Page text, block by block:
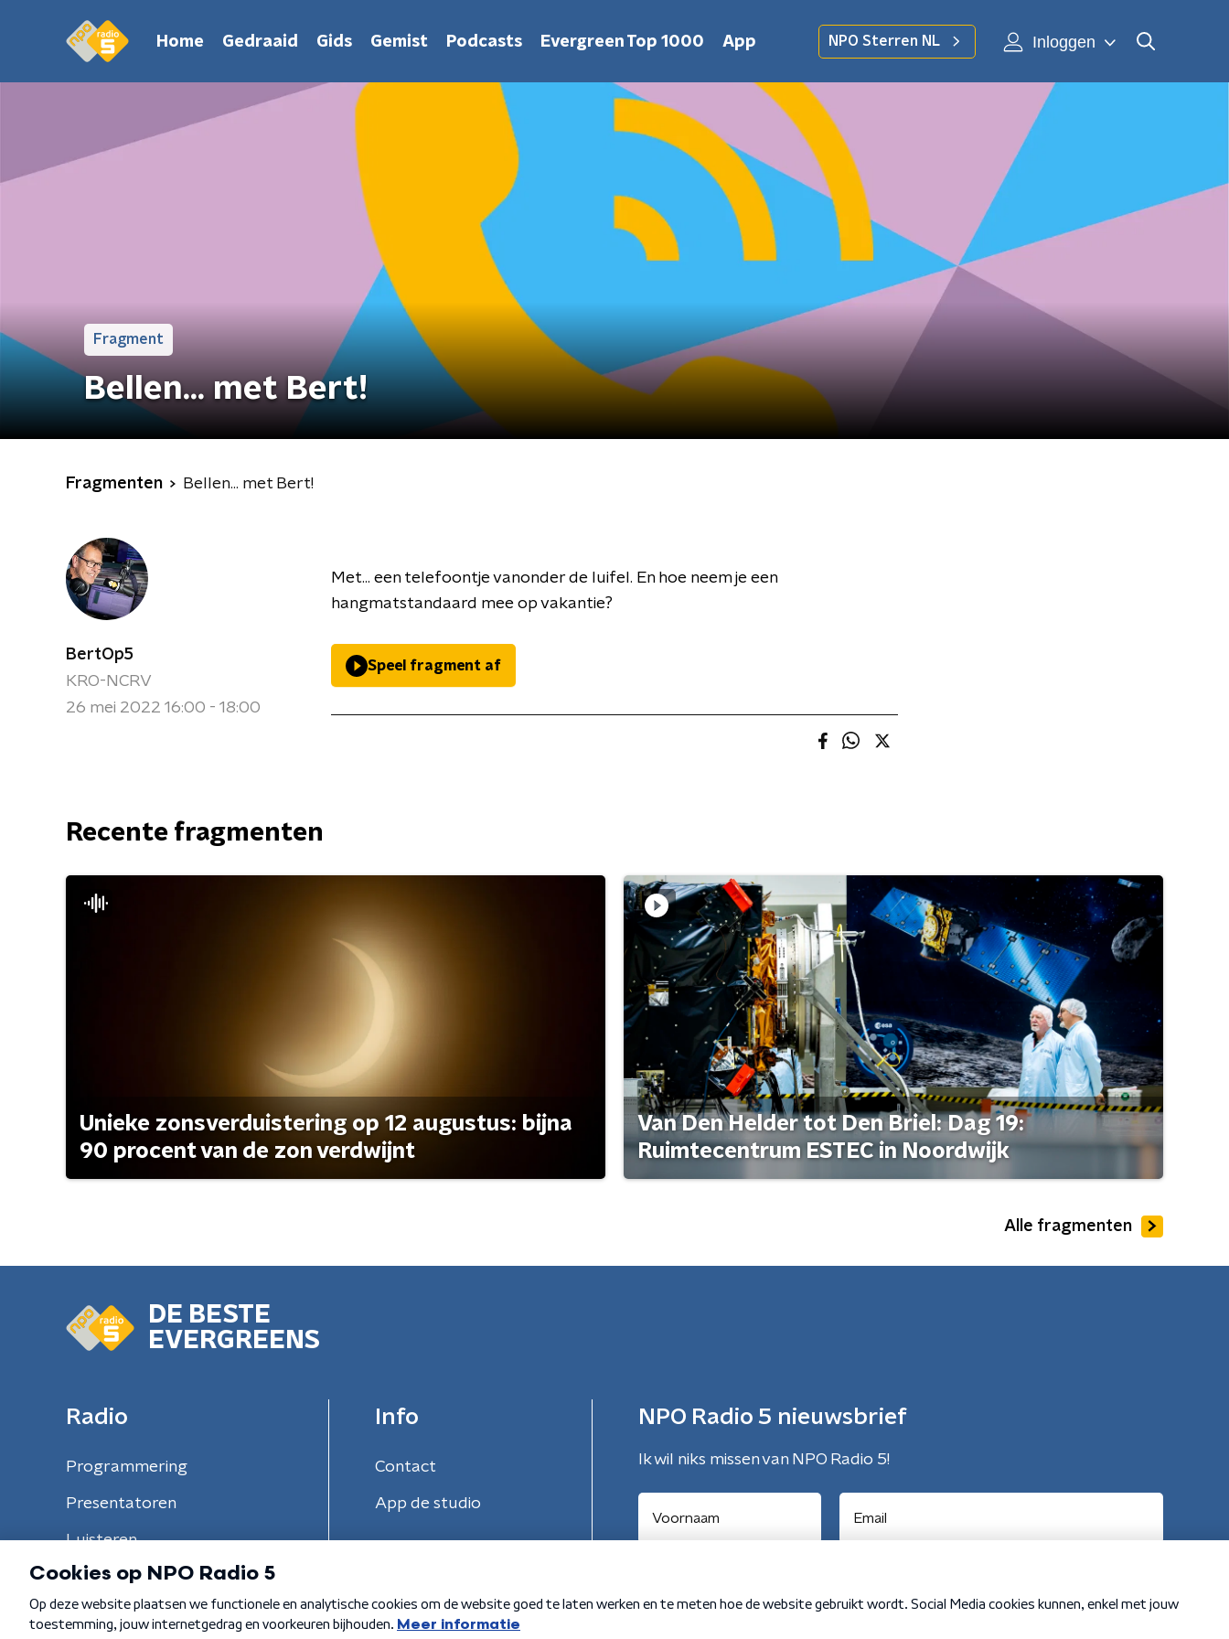
Home Gedraaid Gids Gemist Podcasts Evergreen Top 1000 App NPO Sterren NL Inloggen
Fragment
Bellen... met Bert!
Fragmenten Bellen... met Bert!
BertOp5
KRO-NCRV
26 mei 2022 16:00 - 18:00
Met... een telefoontje vanonder de luifel. En hoe neem je een
hangmatstandaard mee op vakantie?
Speel fragment af
Recente fragmenten
Unieke zonsverduistering op 12 augustus: bijna
90 procent van de zon verdwijnt
Van Den Helder tot Den Briel: Dag 19:
Ruimtecentrum ESTEC in Noordwijk
Alle fragmenten
DE BESTE
EVERGREENS
Radio
Programmering
Presentatoren
Luisteren
Info
Contact
App de studio
NPO Radio 5 nieuwsbrief
Ik wil niks missen van NPO Radio 5!
Algemene voorwaarden Privacybeleid